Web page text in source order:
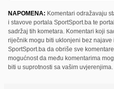
NAPOMENA: Komentari odražavaju
i stavove portala SportSport.ba te
sadržaj tih kometara. Komentari koji
riječnik mogu biti uklonjeni bez
SportSport.ba da obriše sve
mogućnost da među komentarima
biti u suprotnosti sa vašim uvjerenjima.